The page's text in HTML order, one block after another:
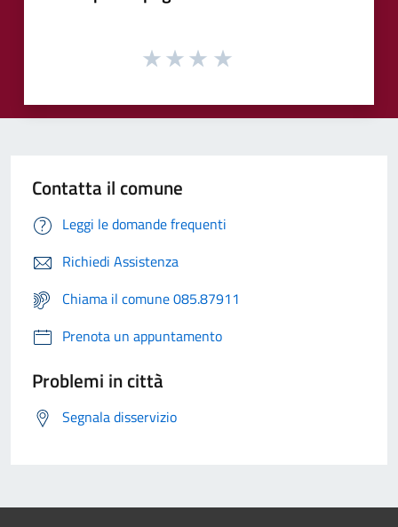
Contatta il comune
Leggi le domande frequenti
Richiedi Assistenza
Chiama il comune 085.87911
Prenota un appuntamento
Problemi in città
Segnala disservizio